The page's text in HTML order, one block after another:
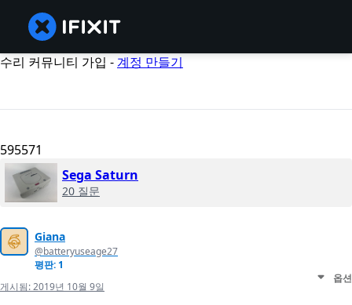
수리 커뮤니티 가입 -계정 만들기
595571
Sega Saturn
20 질문
Giana
@batteryuseage27
평판: 1
게시됨:2019년 10월 9일
옵션